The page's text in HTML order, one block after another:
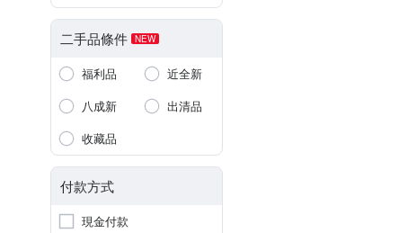
二手品條件 NEW
福利品
近全新
八成新
出清品
收藏品
付款方式
現金付款